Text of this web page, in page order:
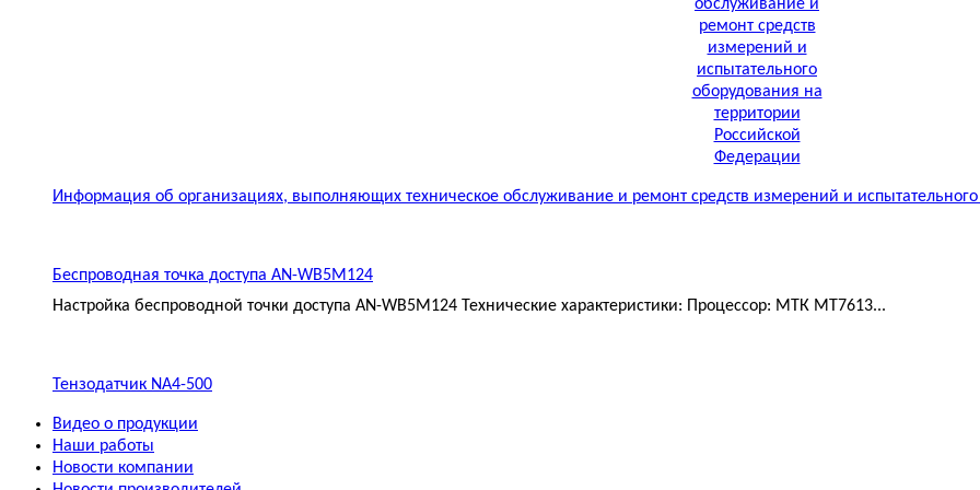
Информация об организациях, выполняющих техническое обслуживание и ремонт средств измерений и
Беспроводная точка доступа AN-WB5M124
Настройка беспроводной точки доступа AN-WB5M124 Технические характеристики: Процессор: МТК MT7613...
Тензодатчик NA4-500
Видео о продукции
Наши работы
Новости компании